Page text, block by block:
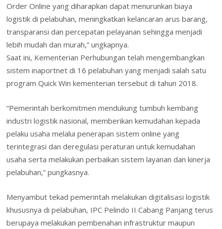
Order Online yang diharapkan dapat menurunkan biaya
logistik di pelabuhan, meningkatkan kelancaran arus barang,
transparansi dan percepatan pelayanan sehingga menjadi
lebih mudah dan murah,” ungkapnya.
Saat ini, Kementerian Perhubungan telah mengembangkan
sistem inaportnet di 16 pelabuhan yang menjadi salah satu
program Quick Win kementerian tersebut di tahun 2018.
“Pemerintah berkomitmen mendukung tumbuh kembang
industri logistik nasional, memberikan kemudahan kepada
pelaku usaha melalui penerapan sistem online yang
terintegrasi dan deregulasi peraturan untuk kemudahan
usaha serta melakukan perbaikan sistem layanan dan kinerja
pelabuhan,” pungkasnya.
Menyambut tekad pemerintah melakukan digitalisasi logistik
khususnya di pelabuhan, IPC Pelindo II Cabang Panjang terus
berupaya melakukan pembenahan infrastruktur maupun